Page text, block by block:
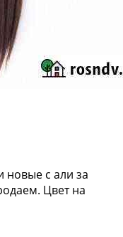
новые с али за
Цвет на